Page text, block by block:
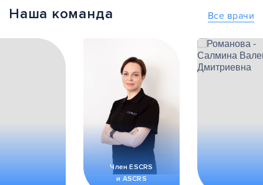
Наша команда Все врачи
Член ESCRS
и ASCRS